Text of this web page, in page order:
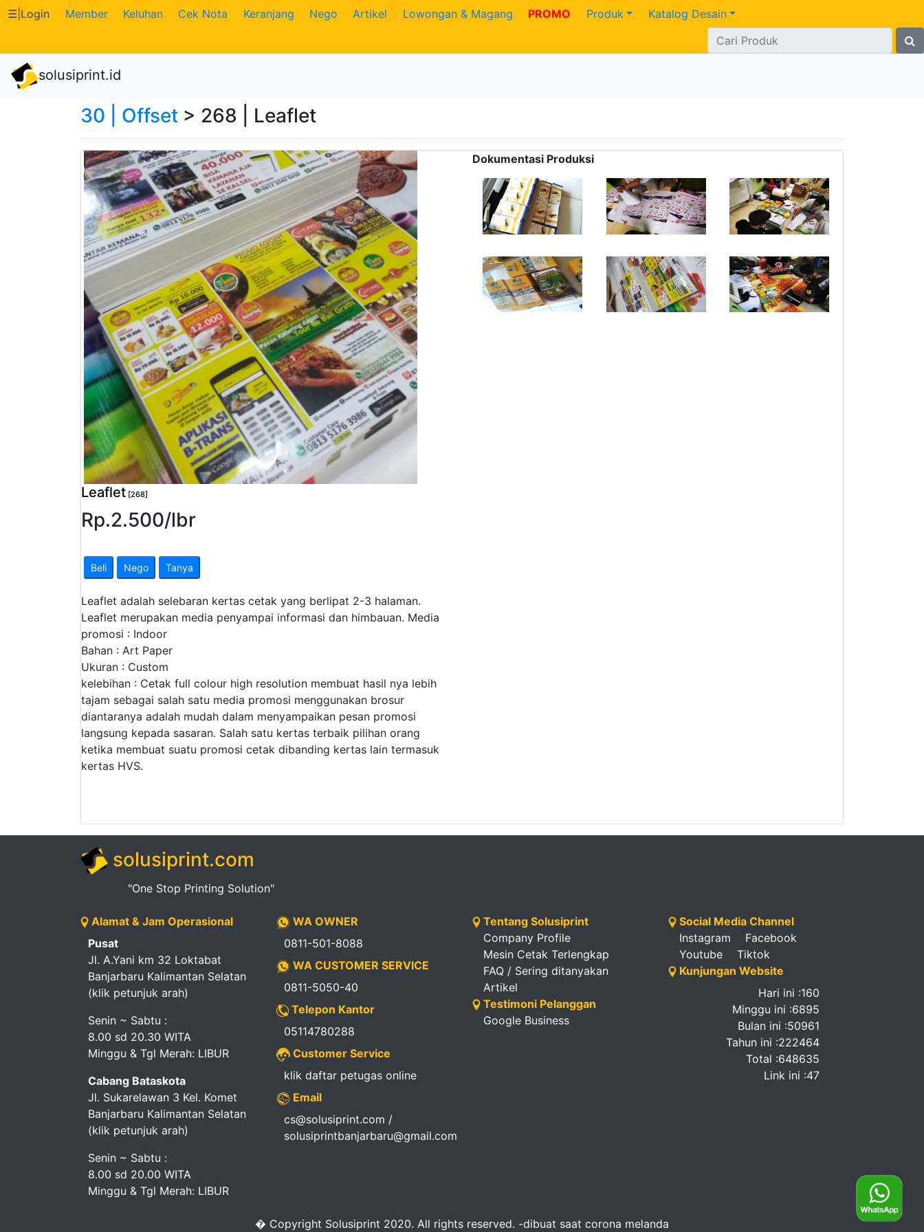
Katalog
Produk
Petugas
Riwayat
Transaksi
Tagihan
Berjalan
Pembayaran
Pendapatan
Password
☰ Login Member Keluhan Cek Nota Keranjang Nego Artikel Lowongan & Magang PROMO Produk Katalog Desain
solusiprint.id
30 | Offset > 268 | Leaflet
Leaflet [268]
Rp.2.500/lbr
Beli Nego Tanya
Leaflet adalah selebaran kertas cetak yang berlipat 2-3 halaman.
Leaflet merupakan media penyampai informasi dan himbauan. Media
promosi : Indoor
Bahan : Art Paper
Ukuran : Custom
kelebihan : Cetak full colour high resolution membuat hasil nya lebih
tajam sebagai salah satu media promosi menggunakan brosur
diantaranya adalah mudah dalam menyampaikan pesan promosi
langsung kepada sasaran. Salah satu kertas terbaik pilihan orang
ketika membuat suatu promosi cetak dibanding kertas lain termasuk
kertas HVS.
Dokumentasi Produksi
solusiprint.com
"One Stop Printing Solution"
Alamat & Jam Operasional
Pusat
Jl. A.Yani km 32 Loktabat
Banjarbaru Kalimantan Selatan
(klik petunjuk arah)
Senin ~ Sabtu :
8.00 sd 20.30 WITA
Minggu & Tgl Merah: LIBUR
Cabang Bataskota
Jl. Sukarelawan 3 Kel. Komet
Banjarbaru Kalimantan Selatan
(klik petunjuk arah)
Senin ~ Sabtu :
8.00 sd 20.00 WITA
Minggu & Tgl Merah: LIBUR
WA OWNER
0811-501-8088
WA CUSTOMER SERVICE
0811-5050-40
Telepon Kantor
05114780288
Customer Service
klik daftar petugas online
Email
cs@solusiprint.com /
solusiprintbanjarbaru@gmail.com
Tentang Solusiprint
Company Profile
Mesin Cetak Terlengkap
FAQ / Sering ditanyakan
Artikel
Testimoni Pelanggan
Google Business
Social Media Channel
Instagram
Facebook
Youtube
Tiktok
Kunjungan Website
Hari ini :160
Minggu ini :6895
Bulan ini :50961
Tahun ini :222464
Total :648635
Link ini :47
� Copyright Solusiprint 2020. All rights reserved. -dibuat saat corona melanda